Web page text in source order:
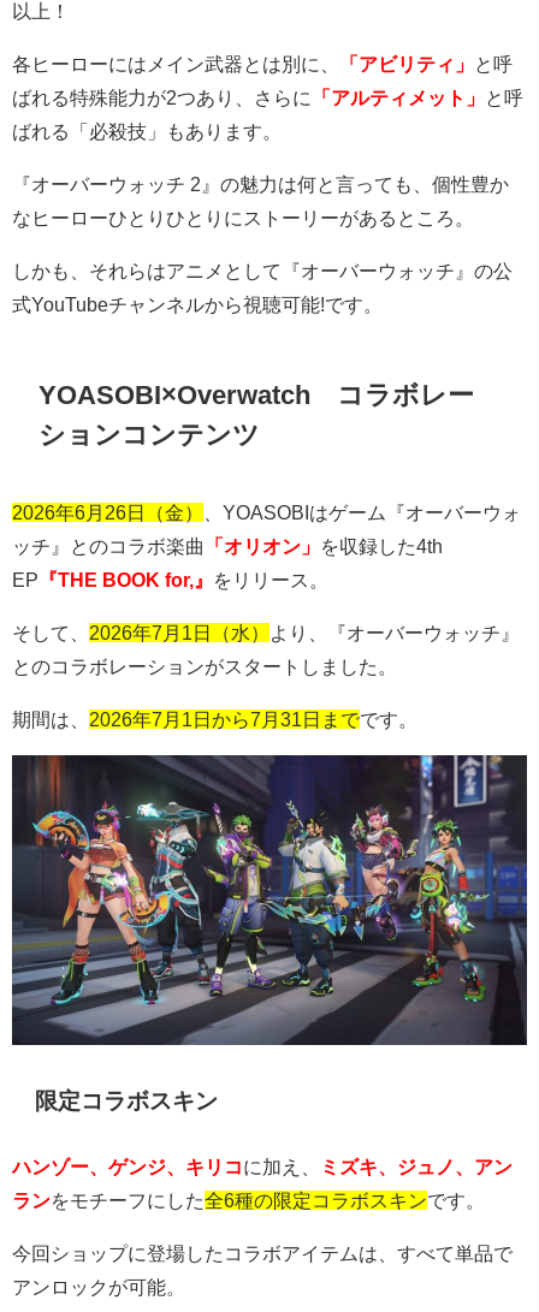
以上！
各ヒーローにはメイン武器とは別に、 「アビリティ」
と呼
ばれる特殊能力が2つあり、さらに 「アルティメット」
と呼
ばれる「必殺技」もあります。
『オーバーウォッチ 2 』の魅力は何と言っても、個性豊か
なヒーローひとりひとりにストーリーがあるところ。
しかも、それらはアニメとして『オーバーウォッチ』の公
式YouTubeチャンネルから視聴可能!です。
YOASOBI×Overwatch コラボレー
ションコンテンツ
2026年6月26日（金） YOASOBI はゲーム『オーバーウォ
ッチ』とのコラボ楽曲
「オリオン」 を収録した4th
EP 『THE BOOK for,』 をリリース。
そして、 2026年7月1日（水）
より、『オーバーウォッチ』
とのコラボレーションがスタートしました。
期間は、 2026年7月1日から7月31日までです。
限定コラボスキン
ハンゾー、ゲンジ、キリコに加え、
ミズキ、ジュノ、アン
ランをモチーフにした全6種の限定コラボスキンです。
今回ショップに登場したコラボアイテムは、すべて単品で
アンロックが可能。